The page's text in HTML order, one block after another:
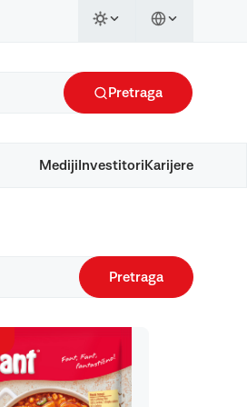
Pretraga
Mediji Investitori Karijere
Pretraga